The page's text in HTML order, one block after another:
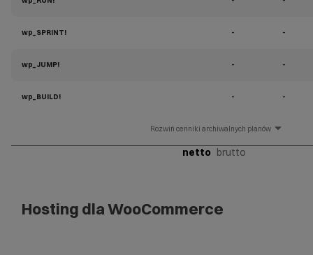
wp_SPRINT! - -
wp_JUMP! - -
wp_BUILD! - -
cenniki archiwalnych planów
netto brutto
Hosting dla WooCommerce